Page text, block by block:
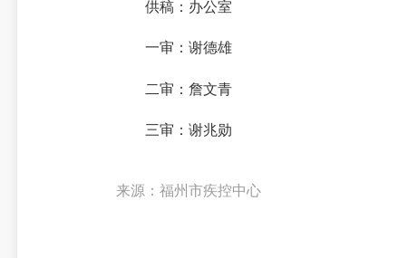
供稿：办公室
一审：谢德雄
二审：詹文青
三审：谢兆勋
来源：福州市疾控中心